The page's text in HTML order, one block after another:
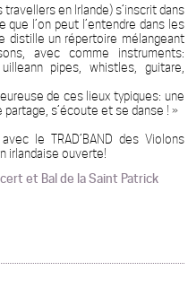
en Irlande) s’inscrit dans
l’on peut l’entendre dans les
distille un répertoire mélangeant
avec comme instruments:
pipes, whistles, guitare,
de ces lieux typiques: une
s’écoute et se danse ! »
le TRAD’BAND des Violons
irlandaise ouverte!
et Bal de la Saint Patrick